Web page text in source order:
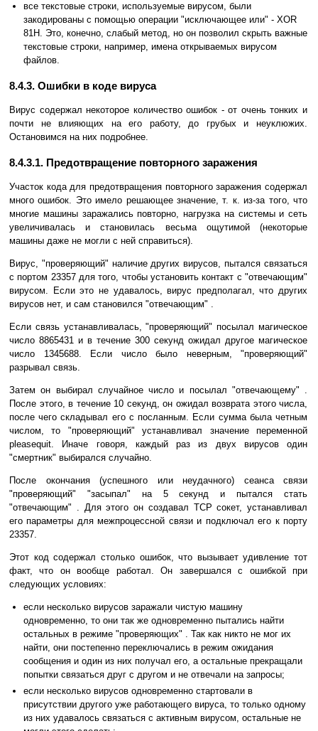
все текстовые строки, используемые вирусом, были
закодированы с помощью операции "исключающее или" - XOR
81H. Это, конечно, слабый метод, но он позволил скрыть важные
текстовые строки, например, имена открываемых вирусом
файлов.
8.4.3. Ошибки в коде вируса
Вирус содержал некоторое количество ошибок - от очень тонких и
почти не влияющих на его работу, до грубых и неуклюжих.
Остановимся на них подробнее.
8.4.3.1. Предотвращение повторного заражения
Участок кода для предотвращения повторного заражения содержал
много ошибок. Это имело решающее значение, т. к. из-за того, что
многие машины заражались повторно, нагрузка на системы и сеть
увеличивалась и становилась весьма ощутимой (некоторые
машины даже не могли с ней справиться).
Вирус, "проверяющий" наличие других вирусов, пытался связаться
с портом 23357 для того, чтобы установить контакт с "отвечающим"
вирусом. Если это не удавалось, вирус предполагал, что других
вирусов нет, и сам становился "отвечающим" .
Если связь устанавливалась, "проверяющий" посылал магическое
число 8865431 и в течение 300 секунд ожидал другое магическое
число 1345688. Если число было неверным, "проверяющий"
разрывал связь.
Затем он выбирал случайное число и посылал "отвечающему" .
После этого, в течение 10 секунд, он ожидал возврата этого числа,
после чего складывал его с посланным. Если сумма была четным
числом, то "проверяющий" устанавливал значение переменной
pleasequit. Иначе говоря, каждый раз из двух вирусов один
"смертник" выбирался случайно.
После окончания (успешного или неудачного) сеанса связи
"проверяющий" "засыпал" на 5 секунд и пытался стать
"отвечающим" . Для этого он создавал TCP сокет, устанавливал
его параметры для межпроцессной связи и подключал его к порту
23357.
Этот код содержал столько ошибок, что вызывает удивление тот
факт, что он вообще работал. Он завершался с ошибкой при
следующих условиях:
если несколько вирусов заражали чистую машину
одновременно, то они так же одновременно пытались найти
остальных в режиме "проверяющих" . Так как никто не мог их
найти, они постепенно переключались в режим ожидания
сообщения и один из них получал его, а остальные прекращали
попытки связаться друг с другом и не отвечали на запросы;
если несколько вирусов одновременно стартовали в
присутствии другого уже работающего вируса, то только одному
из них удавалось связаться с активным вирусом, остальные не